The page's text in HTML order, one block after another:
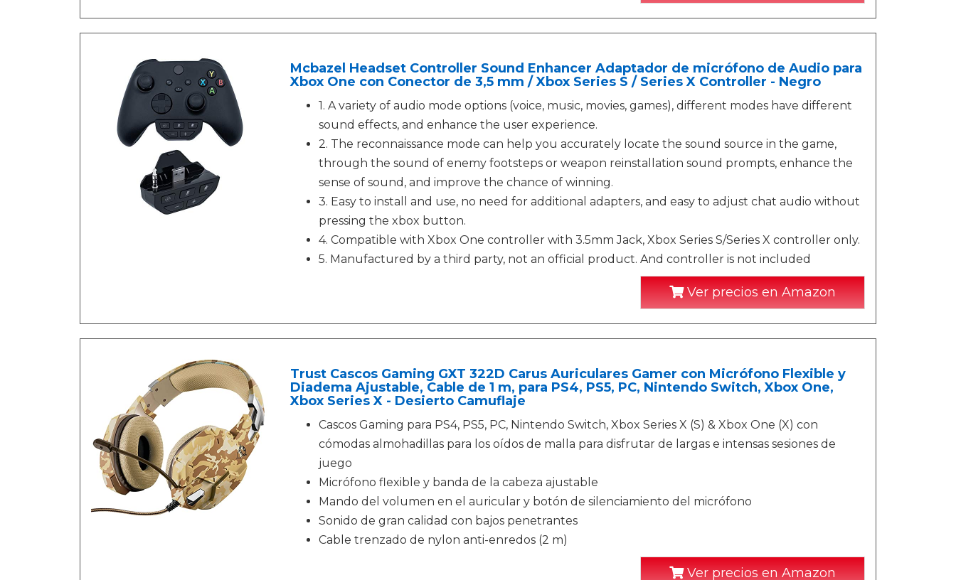
Mcbazel Headset Controller Sound Enhancer Adaptador de micrófono de Audio para
Xbox One con Conector de 3,5 mm / Xbox Series S / Series X Controller - Negro
1. A variety of audio mode options (voice, music, movies, games), different modes have different
sound effects, and enhance the user experience.
2. The reconnaissance mode can help you accurately locate the sound source in the game,
through the sound of enemy footsteps or weapon reinstallation sound prompts, enhance the
sense of sound, and improve the chance of winning.
3. Easy to install and use, no need for additional adapters, and easy to adjust chat audio without
pressing the xbox button.
4. Compatible with Xbox One controller with 3.5mm Jack, Xbox Series S/Series X controller only.
5. Manufactured by a third party, not an official product. And controller is not included
Ver precios en Amazon
Trust Cascos Gaming GXT 322D Carus Auriculares Gamer con Micrófono Flexible y
Diadema Ajustable, Cable de 1 m, para PS4, PS5, PC, Nintendo Switch, Xbox One,
Xbox Series X - Desierto Camuflaje
Cascos Gaming para PS4, PS5, PC, Nintendo Switch, Xbox Series X (S) & Xbox One (X) con
cómodas almohadillas para los oídos de malla para disfrutar de largas e intensas sesiones de
juego
Micrófono flexible y banda de la cabeza ajustable
Mando del volumen en el auricular y botón de silenciamiento del micrófono
Sonido de gran calidad con bajos penetrantes
Cable trenzado de nylon anti-enredos (2 m)
Ver precios en Amazon